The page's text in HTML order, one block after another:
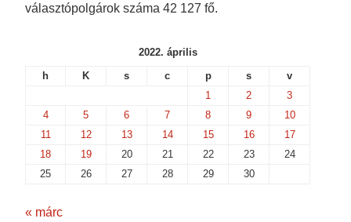
választópolgárok száma 42 127 fő.
2022. április
h
K s c p s
v
1
2
3
4
5 6 7 8 9
10
11
12 13 14 15 16
17
18
19 20 21 22 23
24
25
26 27 28 29 30
« márc